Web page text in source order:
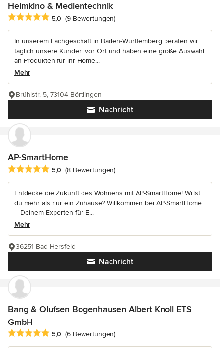
Heimkino & Medientechnik
Durchschnittliche Bewertung: 5 von 5 Sternen
5,0 (9 Bewertungen)
In unserem Fachgeschäft in Baden-Württemberg beraten wir
täglich unsere Kunden vor Ort und haben eine große Auswahl
an Produkten für ihr Home...
Mehr
Nachricht
Brühlstr. 5, 73104 Börtlingen
AP-SmartHome
Durchschnittliche Bewertung: 5 von 5 Sternen
5,0 (8 Bewertungen)
Entdecke die Zukunft des Wohnens mit AP-SmartHome! Willst
du mehr als nur ein Zuhause? Willkommen bei AP-SmartHome
– Deinem Experten für E...
Mehr
Nachricht
36251 Bad Hersfeld
Bang & Olufsen Bogenhausen Albert Knoll ETS
GmbH
Durchschnittliche Bewertung: 5 von 5 Sternen
5,0 (6 Bewertungen)